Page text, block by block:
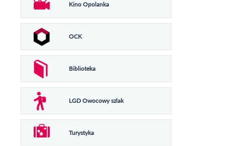
Kino Opolanka
OCK
Biblioteka
LGD Owocowy szlak
Turystyka